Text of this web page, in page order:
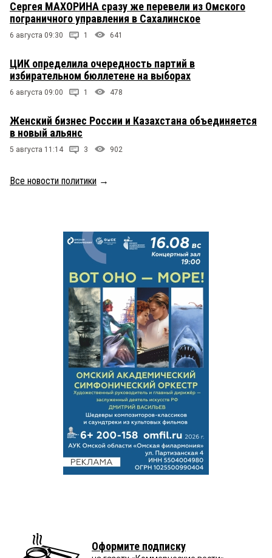
Сергея МАХОРИНА сразу же перевели из Омского
пограничного управления в Сахалинское
6 августа 09:30 1 641
ЦИК определила очередность партий в
избирательном бюллетене на выборах
6 августа 09:00 1 478
Женский бизнес России и Казахстана объединяется
в новый альянс
5 августа 11:14 3 902
Все новости политики →
Оформите подписку